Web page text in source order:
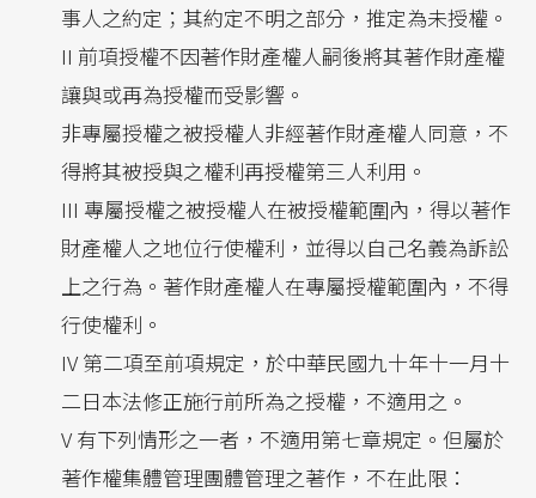
事人之約定；其約定不明之部分，推定為未授權。
II 前項授權不因著作財產權人嗣後將其著作財產權
讓與或再為授權而受影響。
非專屬授權之被授權人非經著作財產權人同意，不
得將其被授與之權利再授權第三人利用。
III 專屬授權之被授權人在被授權範圍內，得以著作
財產權人之地位行使權利，並得以自己名義為訴訟
上之行為。著作財產權人在專屬授權範圍內，不得
行使權利。
IV 第二項至前項規定，於中華民國九十年十一月十
二日本法修正施行前所為之授權，不適用之。
V 有下列情形之一者，不適用第七章規定。但屬於
著作權集體管理團體管理之著作，不在此限：